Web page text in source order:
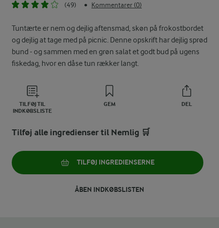
(49)
• Kommentarer (0)
Tuntærte er nem og dejlig aftensmad, skøn på frokostbordet
og dejlig at tage med på picnic. Denne opskrift har dejlig sprød
bund - og sammen med en grøn salat et godt bud på ugens
fiskedag, hvor en dåse tun rækker langt.
TILFØJ TIL
INDKØBSLISTE
GEM DEL
Tilføj alle ingredienser til Nemlig 🛒
TILFØJ INGREDIENSERNE
ÅBEN INDKØBSLISTEN